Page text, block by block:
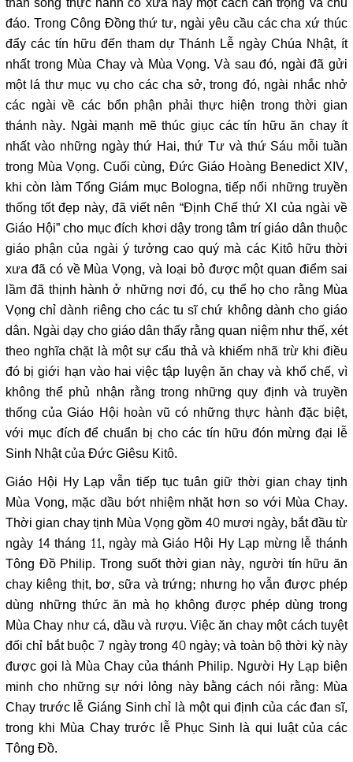
đáo. Trong Công Đồng thứ tư, ngài yêu cầu các cha xứ thúc
đẩy các tín hữu đến tham dự Thánh Lễ ngày Chúa Nhật, ít
nhất trong Mùa Chay và Mùa Vọng. Và sau đó, ngài đã gửi
một lá thư mục vụ cho các cha sở, trong đó, ngài nhắc nhở
các ngài về các bổn phận phải thực hiện trong thời gian
thánh này. Ngài mạnh mẽ thúc giục các tín hữu ăn chay ít
nhất vào những ngày thứ Hai, thứ Tư và thứ Sáu mỗi tuần
trong Mùa Vọng. Cuối cùng, Đức Giáo Hoàng Benedict XIV,
khi còn làm Tổng Giám mục Bologna, tiếp nối những truyền
thống tốt đẹp này, đã viết nên “Định Chế thứ XI của ngài về
Giáo Hội” cho mục đích khơi dậy trong tâm trí giáo dân thuộc
giáo phận của ngài ý tưởng cao quý mà các Kitô hữu thời
xưa đã có về Mùa Vọng, và loại bỏ được một quan điểm sai
lầm đã thịnh hành ở những nơi đó, cụ thể họ cho rằng Mùa
Vọng chỉ dành riêng cho các tu sĩ chứ không dành cho giáo
dân. Ngài dạy cho giáo dân thấy rằng quan niệm như thế, xét
theo nghĩa chặt là một sự cẩu thả và khiếm nhã trừ khi điều
đó bị giới hạn vào hai việc tập luyện ăn chay và khổ chế, vì
không thể phủ nhận rằng trong những quy định và truyền
thống của Giáo Hội hoàn vũ có những thực hành đặc biệt,
với mục đích để chuẩn bị cho các tín hữu đón mừng đại lễ
Sinh Nhật của Đức Giêsu Kitô.
Giáo Hội Hy Lạp vẫn tiếp tục tuân giữ thời gian chay tịnh
Mùa Vọng, mặc dầu bớt nhiệm nhặt hơn so với Mùa Chay.
Thời gian chay tịnh Mùa Vọng gồm 40 mươi ngày, bắt đầu từ
ngày 14 tháng 11, ngày mà Giáo Hội Hy Lạp mừng lễ thánh
Tông Đồ Philip. Trong suốt thời gian này, người tín hữu ăn
chay kiêng thịt, bơ, sữa và trứng; nhưng họ vẫn được phép
dùng những thức ăn mà họ không được phép dùng trong
Mùa Chay như cá, dầu và rượu. Việc ăn chay một cách tuyệt
đối chỉ bắt buộc 7 ngày trong 40 ngày; và toàn bộ thời kỳ này
được gọi là Mùa Chay của thánh Philip. Người Hy Lạp biện
minh cho những sự nới lỏng này bằng cách nói rằng: Mùa
Chay trước lễ Giáng Sinh chỉ là một qui định của các đan sĩ,
trong khi Mùa Chay trước lễ Phục Sinh là qui luật của các
Tông Đồ.